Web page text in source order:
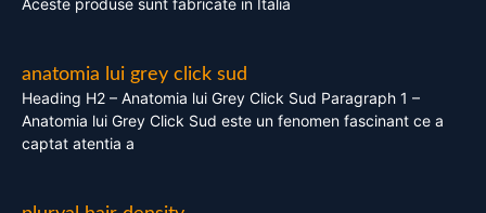
Aceste produse sunt fabricate in Italia
anatomia lui grey click sud
Heading H2 – Anatomia lui Grey Click Sud Paragraph 1 –
Anatomia lui Grey Click Sud este un fenomen fascinant ce a
captat atentia a